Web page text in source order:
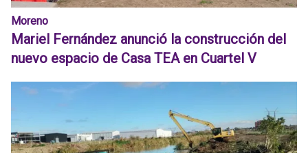
Moreno
Mariel Fernández anunció la construcción del
nuevo espacio de Casa TEA en Cuartel V